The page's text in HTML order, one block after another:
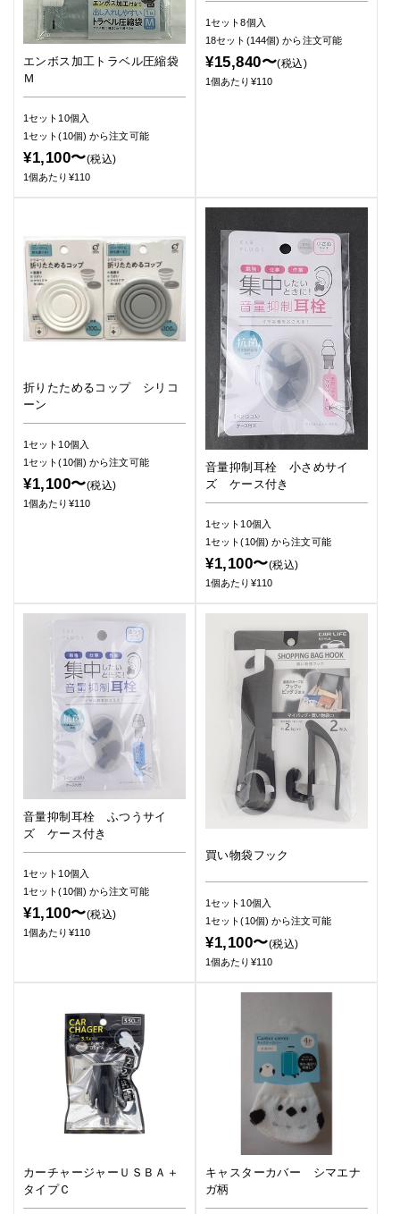
エンボス加工トラベル圧縮袋
Ｍ
1セット10個入
1セット(10個)から注文可能
¥1,100〜(税込)
1個あたり¥110
1セット8個入
18セット(144個)から注文可能
¥15,840〜(税込)
1個あたり¥110
折りたためるコップ シリコ
ーン
1セット10個入
1セット(10個)から注文可能
¥1,100〜(税込)
1個あたり¥110
音量抑制耳栓 小さめサイ
ズ ケース付き
1セット10個入
1セット(10個)から注文可能
¥1,100〜(税込)
1個あたり¥110
音量抑制耳栓 ふつうサイ
ズ ケース付き
1セット10個入
1セット(10個)から注文可能
¥1,100〜(税込)
1個あたり¥110
買い物袋フック
1セット10個入
1セット(10個)から注文可能
¥1,100〜(税込)
1個あたり¥110
カーチャージャーＵＳＢＡ＋
タイプＣ
キャスターカバー シマエナ
ガ柄